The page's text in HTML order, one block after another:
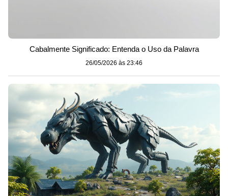
Cabalmente Significado: Entenda o Uso da Palavra
26/05/2026 às 23:46